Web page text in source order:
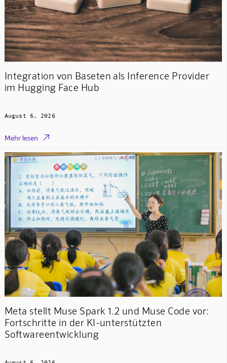
Integration von Baseten als Inference Provider
im Hugging Face Hub
August 6, 2026
Mehr lesen 
Meta stellt Muse Spark 1.2 und Muse Code vor:
Fortschritte in der KI-unterstützten
Softwareentwicklung